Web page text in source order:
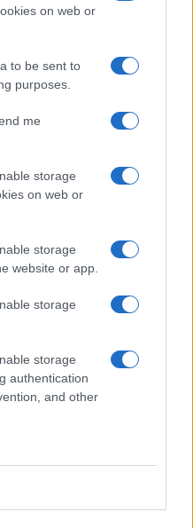
on web or
to be sent to
purposes.
me
storage
on web or
storage
website or app.
storage
storage
authentication
and other
Pubblicità